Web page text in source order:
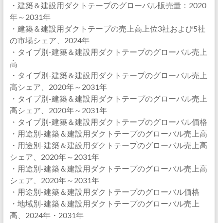
・建築＆建設用ダクトテープのグローバル販売量：2020
年～2031年
・建築＆建設用ダクトテープの売上高上位3社および5社
の市場シェア、2024年
・タイプ別-建築＆建設用ダクトテープのグローバル売上
高
・タイプ別-建築＆建設用ダクトテープのグローバル売上
高シェア、2020年～2031年
・タイプ別-建築＆建設用ダクトテープのグローバル売上
高シェア、2020年～2031年
・タイプ別-建築＆建設用ダクトテープのグローバル価格
・用途別-建築＆建設用ダクトテープのグローバル売上高
・用途別-建築＆建設用ダクトテープのグローバル売上高
シェア、2020年～2031年
・用途別-建築＆建設用ダクトテープのグローバル売上高
シェア、2020年～2031年
・用途別-建築＆建設用ダクトテープのグローバル価格
・地域別-建築＆建設用ダクトテープのグローバル売上
高、2024年・2031年